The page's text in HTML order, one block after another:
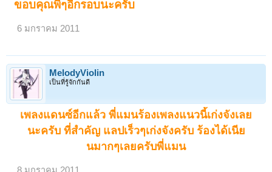
ขอบคุณพี่ๆอีกรอบนะครับ
6 มกราคม 2011
MelodyViolin
เป็นที่รู้จักกันดี
เพลงแดนซ์อีกแล้ว พี่แมนร้องเพลงแนวนี้เก่งจังเลย
นะครับ ที่สำคัญ แลปเร็วๆเก่งจังครับร้องได้เนีย
นมากๆเลยครับพี่แมน